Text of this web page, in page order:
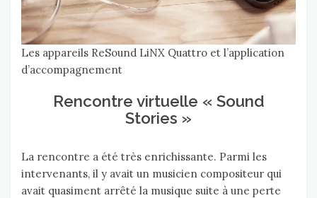
Les appareils ReSound LiNX Quattro et l’application
d’accompagnement
Rencontre virtuelle « Sound
Stories »
La rencontre a été très enrichissante. Parmi les
intervenants, il y avait un musicien compositeur qui
avait quasiment arrêté la musique suite à une perte